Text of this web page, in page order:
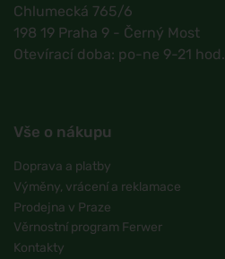
Chlumecká 765/6
198 19 Praha 9 - Černý Most
Otevírací doba: po-ne 9-21 hod.
Vše o nákupu
Doprava a platby
Výměny, vrácení a reklamace
Prodejna v Praze
Věrnostní program Ferwer
Kontakty